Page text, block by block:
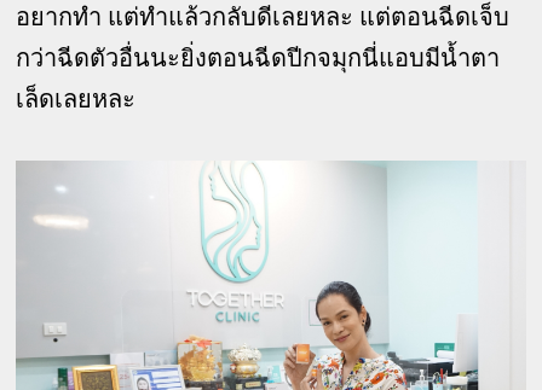
อยากทำ แต่ทำแล้วกลับดีเลยหละ แต่ตอนฉีดเจ็บ
กว่าฉีดตัวอื่นนะยิ่งตอนฉีดปีกจมุกนี่แอบมีน้ำตา
เล็ดเลยหละ